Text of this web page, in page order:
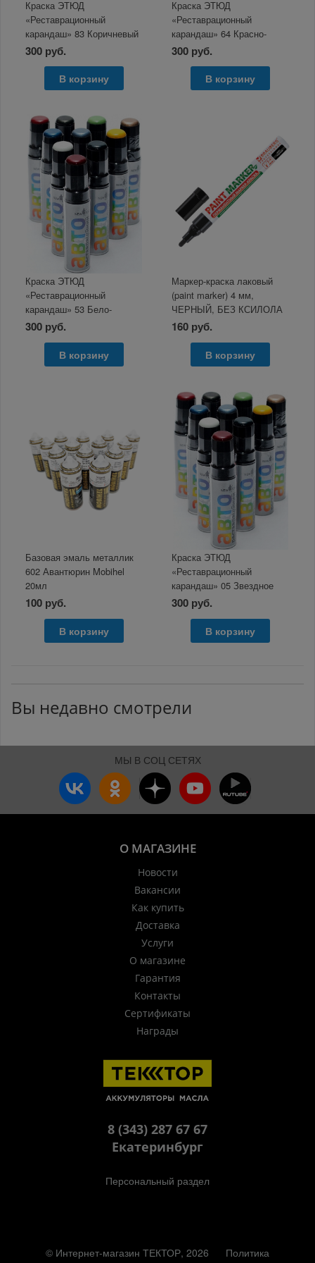
Краска ЭТЮД
«Реставрационный
карандаш» 83 Коричневый
орех, 12мл
300 руб.
В корзину
Краска ЭТЮД
«Реставрационный
карандаш» 64 Красно-
оранжевый металлик 12мл
300 руб.
В корзину
Краска ЭТЮД
«Реставрационный
карандаш» 53 Бело-
голубой 12мл
300 руб.
В корзину
Маркер-краска лаковый
(paint marker) 4 мм,
ЧЕРНЫЙ, БЕЗ КСИЛОЛА
(без запаха), алюминий,
160 руб.
В корзину
Базовая эмаль металлик
602 Авантюрин Mobihel
20мл
100 руб.
В корзину
Краска ЭТЮД
«Реставрационный
карандаш» 05 Звездное
небо металлик 12мл
300 руб.
В корзину
Вы недавно смотрели
МЫ В СОЦ СЕТЯХ
О МАГАЗИНЕ
Новости
Вакансии
Как купить
Доставка
Услуги
О магазине
Гарантия
Контакты
Сертификаты
Награды
8 (343) 287 67 67
Екатеринбург
Персональный раздел
© Интернет-магазин ТЕКТОР, 2026
Политика